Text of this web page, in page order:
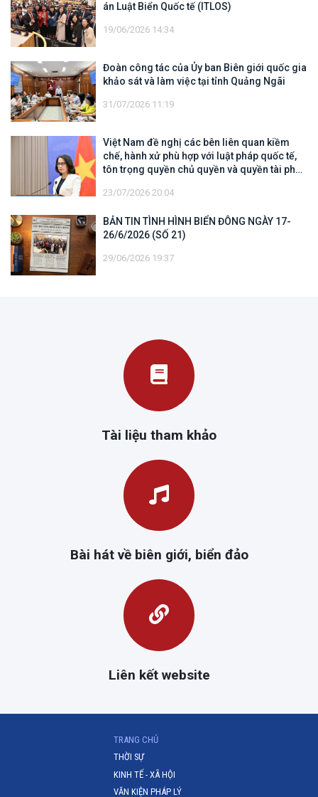
án Luật Biển Quốc tế (ITLOS)
19/06/2026 14:34
Đoàn công tác của Ủy ban Biên giới quốc gia
khảo sát và làm việc tại tỉnh Quảng Ngãi
31/07/2026 11:19
Việt Nam đề nghị các bên liên quan kiềm
chế, hành xử phù hợp với luật pháp quốc tế,
tôn trọng quyền chủ quyền và quyền tài phán
địa của quốc gia ven biển
23/07/2026 20:04
BẢN TIN TÌNH HÌNH BIỂN ĐÔNG NGÀY 17-
26/6/2026 (SỐ 21)
29/06/2026 19:37
Tài liệu tham khảo
Bài hát về biên giới, biển đảo
Liên kết website
TRANG CHỦ(CURRENT)
THỜI SỰ
KINH TẾ - XÃ HỘI
VĂN KIỆN PHÁP LÝ